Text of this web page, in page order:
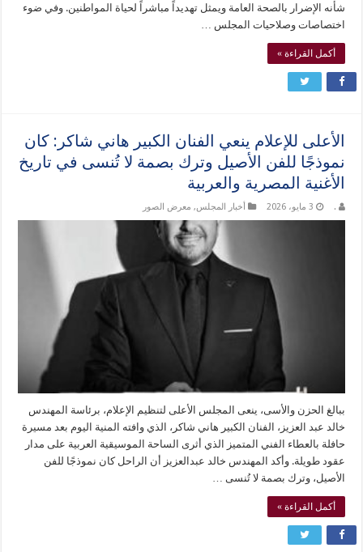
شأنه الإضرار بالصحة العامة ويمثل تهديداً مباشراً لحياة المواطنين. وفي ضوء
اختصاصات وصلاحيات المجلس …
أكمل القراءة »
الأعلى للإعلام ينعي الفنان الكبير هاني شاكر: كان
نموذجًا للفن الأصيل وترك بصمة لا تُنسى في تاريخ
الأغنية المصرية والعربية
. 3 مايو، 2026 أخبار المجلس, معرض الصور
ببالغ الحزن والأسى، ينعى المجلس الأعلى لتنظيم الإعلام، برئاسة المهندس
خالد عبد العزيز، الفنان الكبير هاني شاكر، الذي وافته المنية اليوم بعد مسيرة
حافلة بالعطاء الفني المتميز الذي أثرى الساحة الموسيقية العربية على مدار
عقود طويلة. وأكد المهندس خالد عبدالعزيز أن الراحل كان نموذجًا للفن
الأصيل، وترك بصمة لا تُنسى …
أكمل القراءة »